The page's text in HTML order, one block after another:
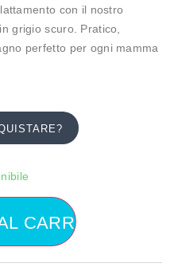
con il nostro
grigio scuro. Pratico,
perfetto per ogni mamma
CARRELLO